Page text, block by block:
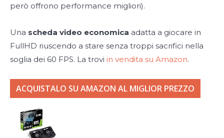
però offrono performance migliori).
Una scheda video economica adatta a giocare in
FullHD riuscendo a stare senza troppi sacrifici nella
soglia dei 60 FPS. La trovi in vendita su Amazon.
ACQUISTALO SU AMAZON AL MIGLIOR PREZZO